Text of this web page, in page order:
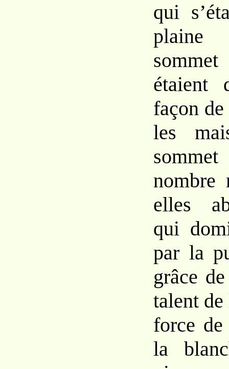
qui
som
étaient
façon de
les
nombre
elles
qui
par la
grâce
talent
force
la